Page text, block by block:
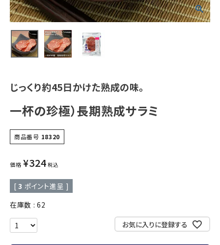
じっくり約45日かけた熟成の味。
一杯の珍極）長期熟成サラミ
商品番号 18320
価格 ¥324 税込
[ 3 ポイント進呈 ]
在庫数
62
お気に入りに登録する